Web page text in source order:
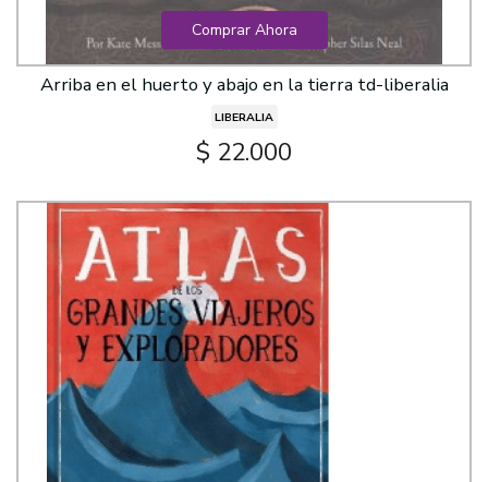
Comprar Ahora
Arriba en el huerto y abajo en la tierra td-liberalia
LIBERALIA
$ 22.000